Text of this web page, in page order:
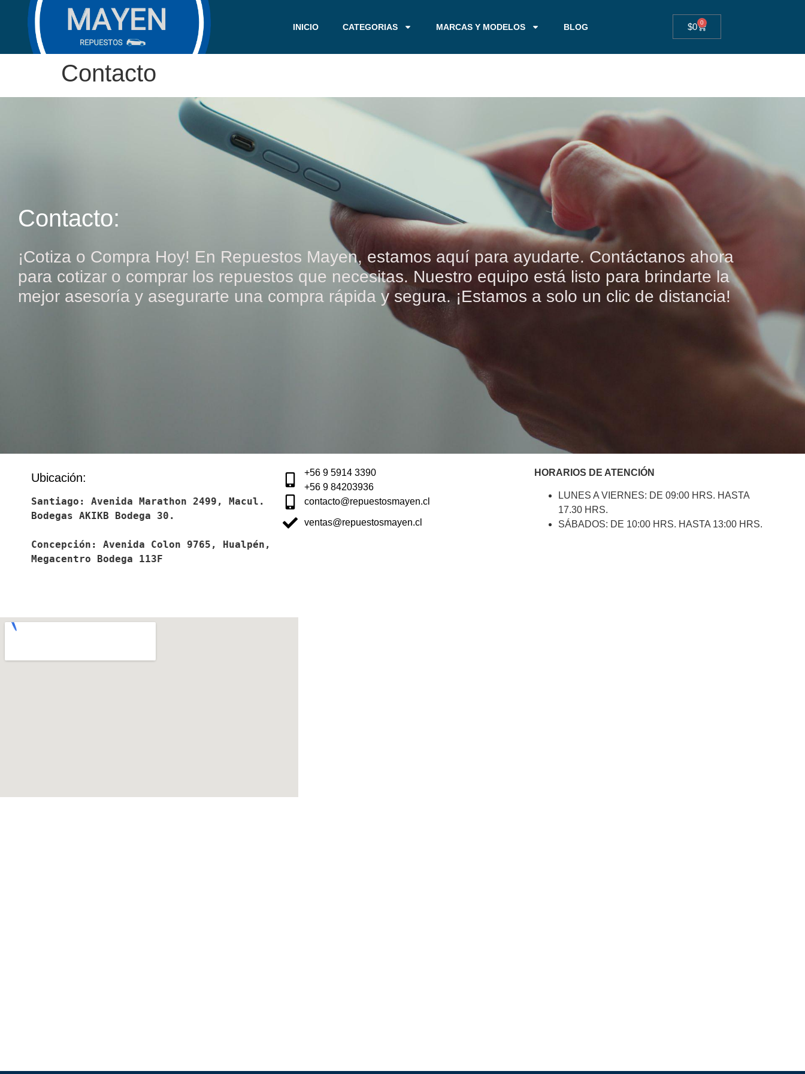
INICIO CATEGORIAS MARCAS Y MODELOS BLOG $0 0
Contacto
Contacto:
¡Cotiza o Compra Hoy! En Repuestos Mayen, estamos aquí para ayudarte. Contáctanos ahora
para cotizar o comprar los repuestos que necesitas. Nuestro equipo está listo para brindarte la
mejor asesoría y asegurarte una compra rápida y segura. ¡Estamos a solo un clic de distancia!
Ubicación:
Santiago: Avenida Marathon 2499, Macul.
Bodegas AKIKB Bodega 30.
Concepción: Avenida Colon 9765, Hualpén,
Megacentro Bodega 113F
+56 9 5914 3390
+56 9 84203936
contacto@repuestosmayen.cl
ventas@repuestosmayen.cl
HORARIOS DE ATENCIÓN
LUNES A VIERNES: DE 09:00 HRS. HASTA
17.30 HRS.
SÁBADOS: DE 10:00 HRS. HASTA 13:00 HRS.